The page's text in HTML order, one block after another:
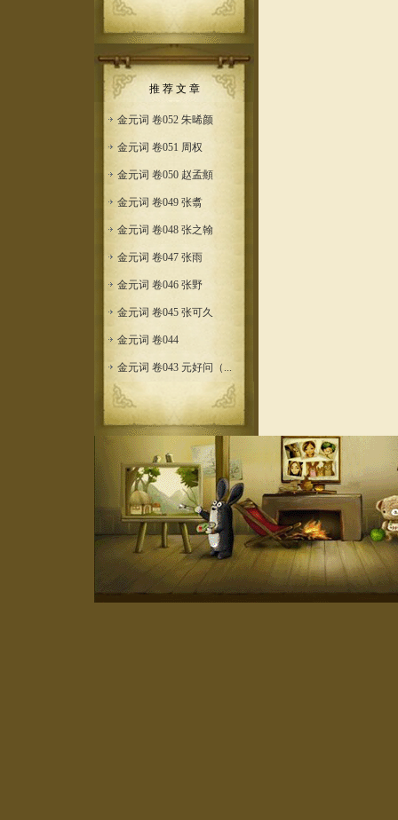
推 荐 文 章
金元词 卷052 朱晞颜
金元词 卷051 周权
金元词 卷050 赵孟頫
金元词 卷049 张翥
金元词 卷048 张之翰
金元词 卷047 张雨
金元词 卷046 张野
金元词 卷045 张可久
金元词 卷044
金元词 卷043 元好问（...